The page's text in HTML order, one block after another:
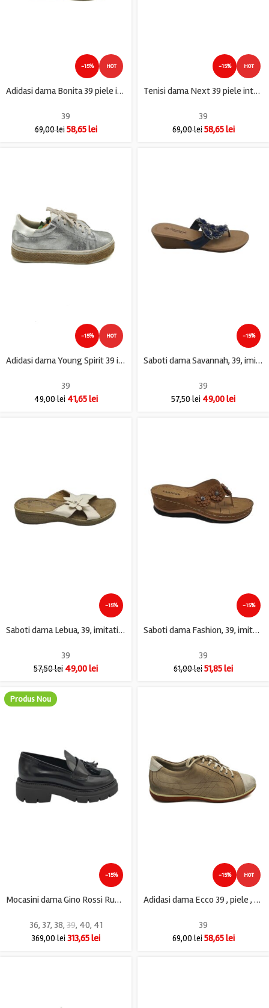
-15% HOT
Adidasi dama Bonita 39 piele intoarsa , rose
39
69,00lei 58,65lei
-15% HOT
Tenisi dama Next 39 piele intoarsa , crem
39
69,00lei 58,65lei
-15% HOT
Adidasi dama Young Spirit 39 imitatie de piele , argintiu
39
49,00lei 41,65lei
-15%
Saboti dama Savannah, 39, imitatie de piele, bleumarin
39
57,50lei 49,00lei
-15%
Saboti dama Lebua, 39, imitatie de piele, alb
39
57,50lei 49,00lei
-15%
Saboti dama Fashion, 39, imitatie de piele, maro
39
61,00lei51,85lei
Produs Nou
-15%
Mocasini dama Gino Rossi Rubber, piele, negru
36, 37, 38, 39, 40, 41
369,00lei313,65lei
-15% HOT
Adidasi dama Ecco 39 , piele , bej alb
39
69,00lei 58,65lei